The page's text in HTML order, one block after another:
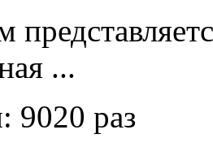
...
9020 раз